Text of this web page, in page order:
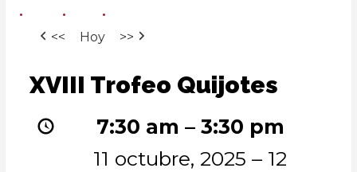
<< Hoy >>
XVIII
Trofeo
XVIII Trofeo Quijotes
7:30 am – 3:30 pm
11 octubre, 2025 – 12